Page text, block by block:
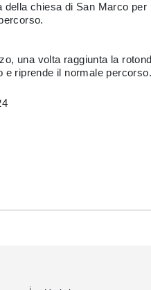
della chiesa di San Marco
una volta raggiunta la
e riprende il normale percorso.